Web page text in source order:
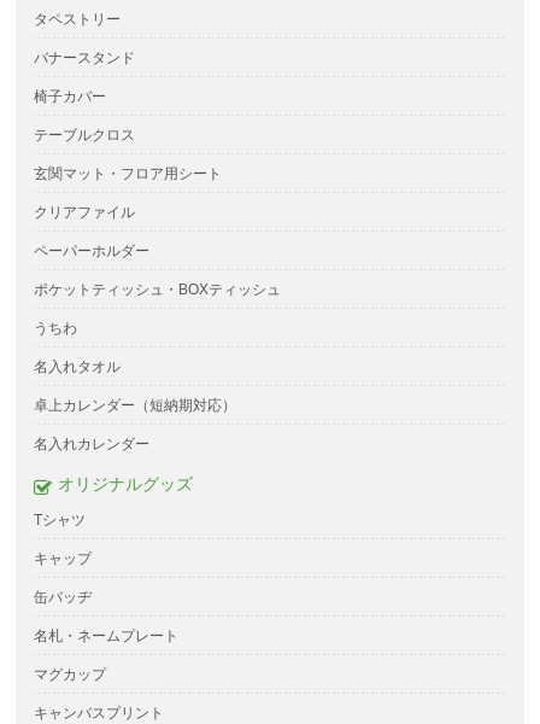
タペストリー
バナースタンド
椅子カバー
テーブルクロス
玄関マット・フロア用シート
クリアファイル
ペーパーホルダー
ポケットティッシュ・BOXティッシュ
うちわ
名入れタオル
卓上カレンダー（短納期対応）
名入れカレンダー
オリジナルグッズ
Tシャツ
キャップ
缶バッヂ
名札・ネームプレート
マグカップ
キャンバスプリント